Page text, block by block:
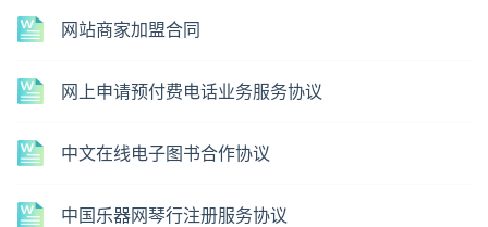
网站商家加盟合同
网上申请预付费电话业务服务协议
中文在线电子图书合作协议
中国乐器网琴行注册服务协议